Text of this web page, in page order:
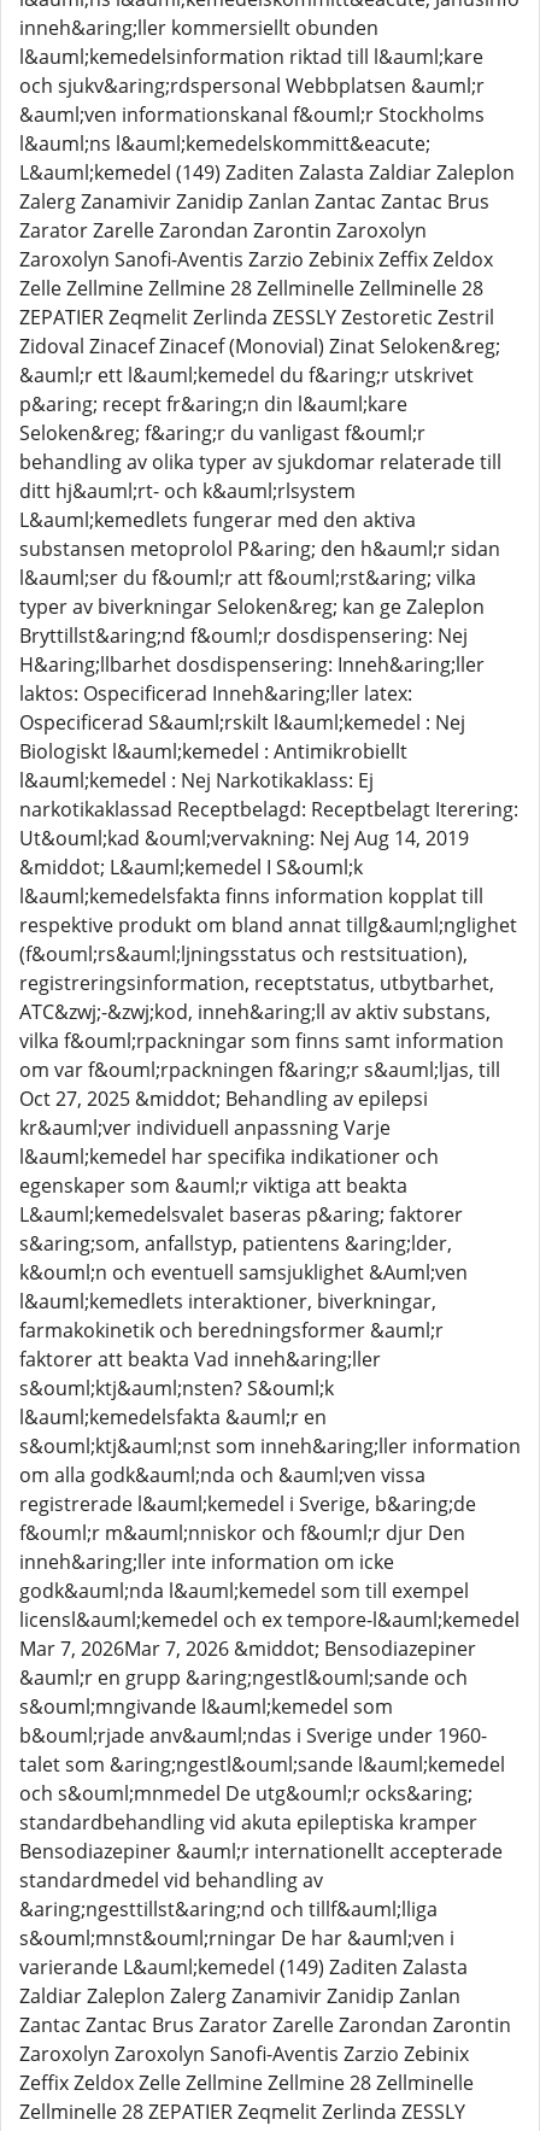
inneh&aring;ller kommersiellt obunden
l&auml;kemedelsinformation riktad till l&auml;kare
och sjukv&aring;rdspersonal Webbplatsen &auml;r
&auml;ven informationskanal f&ouml;r Stockholms
l&auml;ns l&auml;kemedelskommitt&eacute;
L&auml;kemedel (149) Zaditen Zalasta Zaldiar Zaleplon
Zalerg Zanamivir Zanidip Zanlan Zantac Zantac Brus
Zarator Zarelle Zarondan Zarontin Zaroxolyn
Zaroxolyn Sanofi-Aventis Zarzio Zebinix Zeffix Zeldox
Zelle Zellmine Zellmine 28 Zellminelle Zellminelle 28
ZEPATIER Zeqmelit Zerlinda ZESSLY Zestoretic Zestril
Zidoval Zinacef Zinacef (Monovial) Zinat Seloken&reg;
&auml;r ett l&auml;kemedel du f&aring;r utskrivet
p&aring; recept fr&aring;n din l&auml;kare
Seloken&reg; f&aring;r du vanligast f&ouml;r
behandling av olika typer av sjukdomar relaterade till
ditt hj&auml;rt- och k&auml;rlsystem
L&auml;kemedlets fungerar med den aktiva
substansen metoprolol P&aring; den h&auml;r sidan
l&auml;ser du f&ouml;r att f&ouml;rst&aring; vilka
typer av biverkningar Seloken&reg; kan ge Zaleplon
Bryttillst&aring;nd f&ouml;r dosdispensering: Nej
H&aring;llbarhet dosdispensering: Inneh&aring;ller
laktos: Ospecificerad Inneh&aring;ller latex:
Ospecificerad S&auml;rskilt l&auml;kemedel : Nej
Biologiskt l&auml;kemedel : Antimikrobiellt
l&auml;kemedel : Nej Narkotikaklass: Ej
narkotikaklassad Receptbelagd: Receptbelagt Iterering:
Ut&ouml;kad &ouml;vervakning: Nej Aug 14, 2019
&middot; L&auml;kemedel I S&ouml;k
l&auml;kemedelsfakta finns information kopplat till
respektive produkt om bland annat tillg&auml;nglighet
(f&ouml;rs&auml;ljningsstatus och restsituation),
registreringsinformation, receptstatus, utbytbarhet,
ATC&zwj;-&zwj;kod, inneh&aring;ll av aktiv substans,
vilka f&ouml;rpackningar som finns samt information
om var f&ouml;rpackningen f&aring;r s&auml;ljas, till
Oct 27, 2025 &middot; Behandling av epilepsi
kr&auml;ver individuell anpassning Varje
l&auml;kemedel har specifika indikationer och
egenskaper som &auml;r viktiga att beakta
L&auml;kemedelsvalet baseras p&aring; faktorer
s&aring;som, anfallstyp, patientens &aring;lder,
k&ouml;n och eventuell samsjuklighet &Auml;ven
l&auml;kemedlets interaktioner, biverkningar,
farmakokinetik och beredningsformer &auml;r
faktorer att beakta Vad inneh&aring;ller
s&ouml;ktj&auml;nsten? S&ouml;k
l&auml;kemedelsfakta &auml;r en
s&ouml;ktj&auml;nst som inneh&aring;ller information
om alla godk&auml;nda och &auml;ven vissa
registrerade l&auml;kemedel i Sverige, b&aring;de
f&ouml;r m&auml;nniskor och f&ouml;r djur Den
inneh&aring;ller inte information om icke
godk&auml;nda l&auml;kemedel som till exempel
licensl&auml;kemedel och ex tempore-l&auml;kemedel
Mar 7, 2026Mar 7, 2026 &middot; Bensodiazepiner
&auml;r en grupp &aring;ngestl&ouml;sande och
s&ouml;mngivande l&auml;kemedel som
b&ouml;rjade anv&auml;ndas i Sverige under 1960-
talet som &aring;ngestl&ouml;sande l&auml;kemedel
och s&ouml;mnmedel De utg&ouml;r ocks&aring;
standardbehandling vid akuta epileptiska kramper
Bensodiazepiner &auml;r internationellt accepterade
standardmedel vid behandling av
&aring;ngesttillst&aring;nd och tillf&auml;lliga
s&ouml;mnst&ouml;rningar De har &auml;ven i
varierande L&auml;kemedel (149) Zaditen Zalasta
Zaldiar Zaleplon Zalerg Zanamivir Zanidip Zanlan
Zantac Zantac Brus Zarator Zarelle Zarondan Zarontin
Zaroxolyn Zaroxolyn Sanofi-Aventis Zarzio Zebinix
Zeffix Zeldox Zelle Zellmine Zellmine 28 Zellminelle
Zellminelle 28 ZEPATIER Zeqmelit Zerlinda ZESSLY